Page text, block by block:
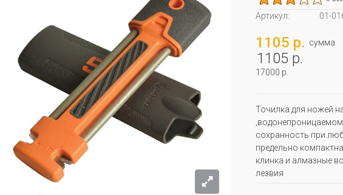
Артикул:
01-
1105 р. сумма
1105 р.
17000 р.
Точилка для ножей
сохранность при
предельно
клинка и алмазные
лезвия